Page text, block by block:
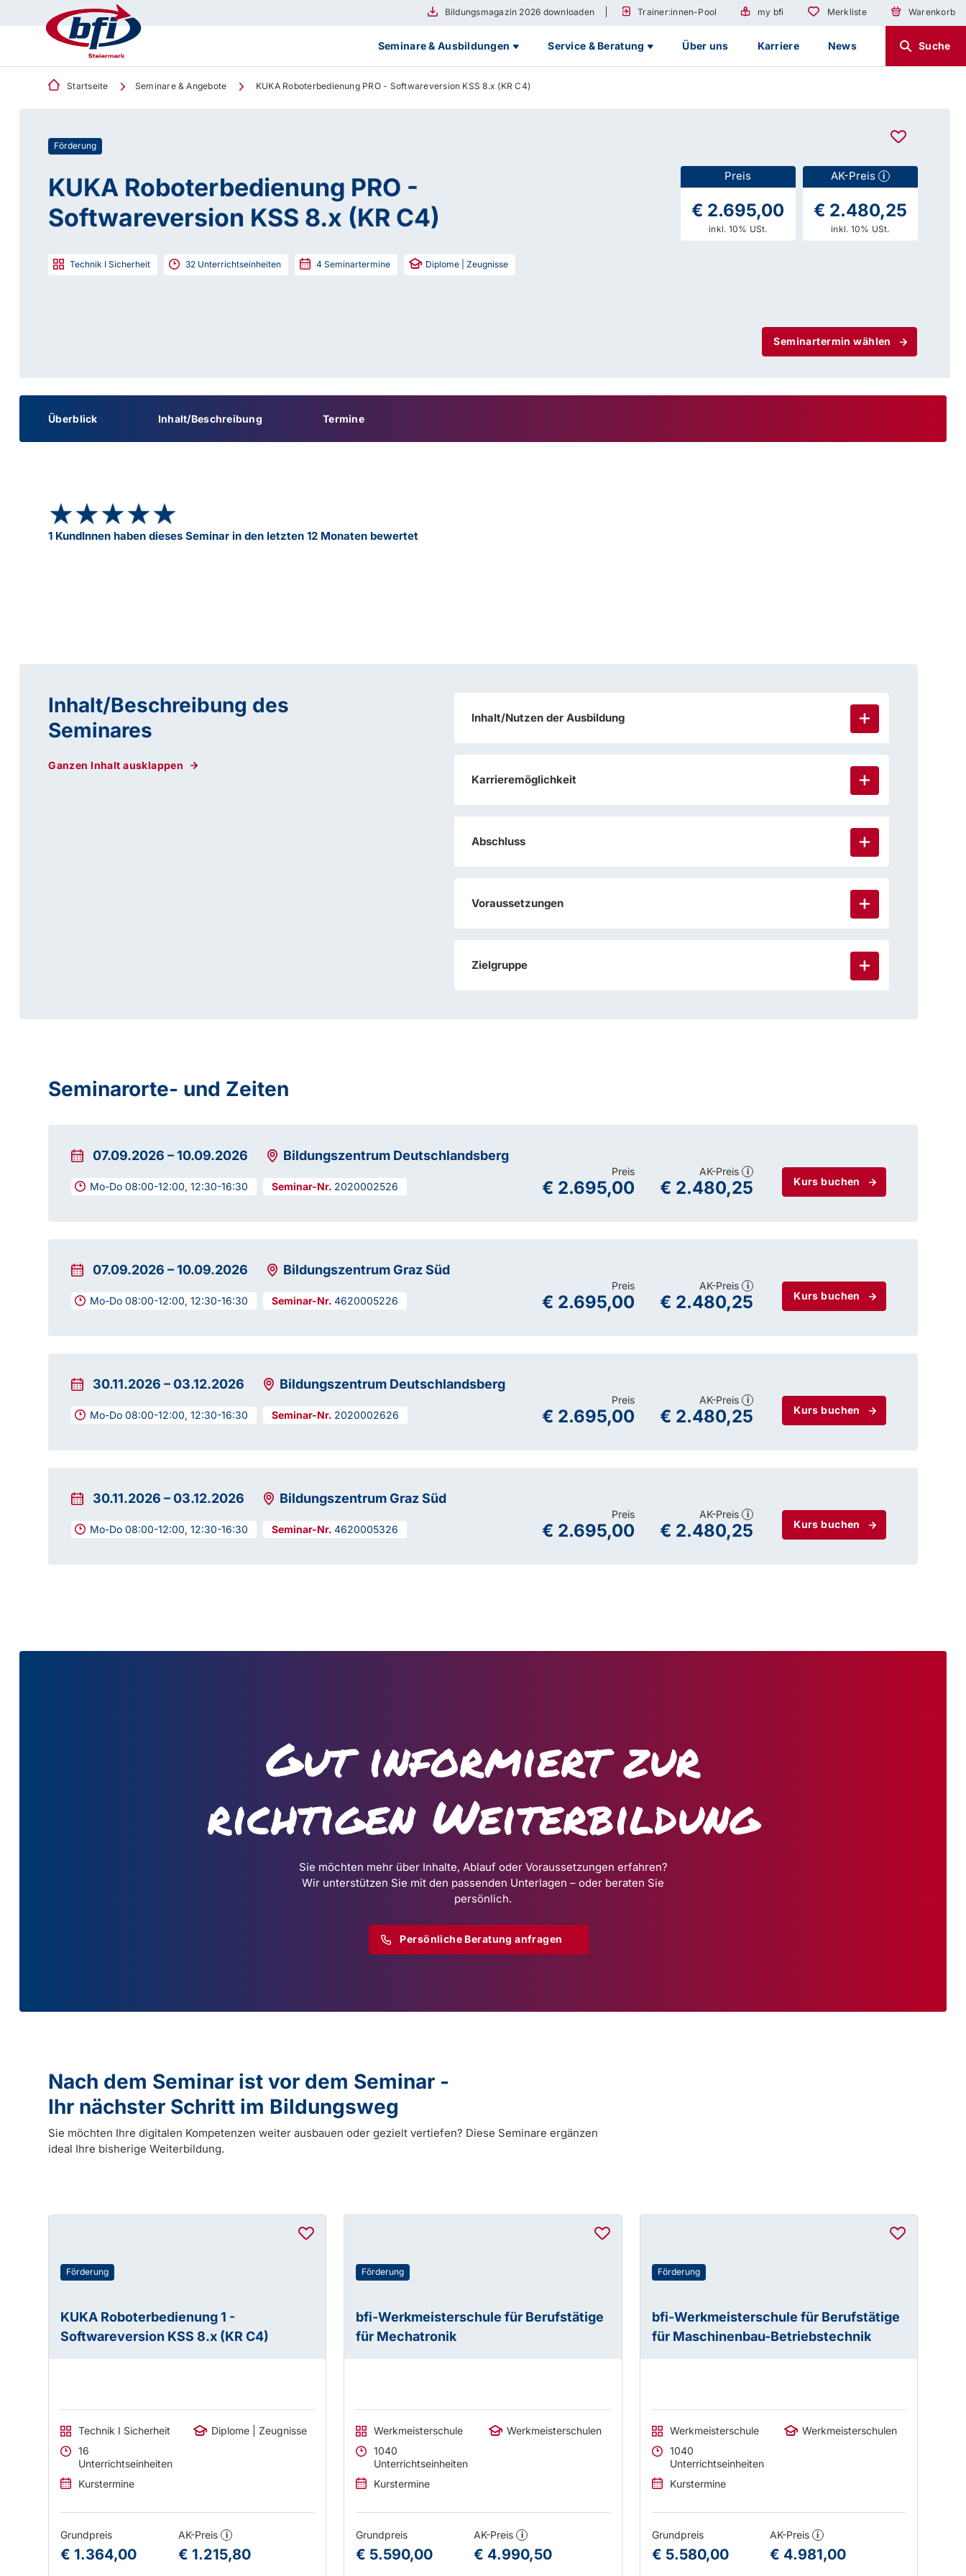
Bildungsmagazin 2026 downloaden Trainer:innen-Pool my bfi Merkliste Warenkorb
Seminare & Ausbildungen Service & Beratung Über uns Karriere News Suche
Startseite Seminare & Angebote KUKA Roboterbedienung PRO - Softwareversion KSS 8.x (KR C4)
Förderung
KUKA Roboterbedienung PRO -
Softwareversion KSS 8.x (KR C4)
Technik I Sicherheit 32 Unterrichtseinheiten 4 Seminartermine Diplome | Zeugnisse
AK-Preis i
€ 2.480,25
inkl. 10% USt.
Preis
€ 2.695,00
inkl. 10% USt.
Seminartermin wählen
Überblick Inhalt/Beschreibung Termine
★★★★★
★★★★★
1 KundInnen haben dieses Seminar in den letzten 12 Monaten bewertet
Inhalt/Beschreibung des
Seminares
Ganzen Inhalt ausklappen
Inhalt/Nutzen der Ausbildung
Karrieremöglichkeit
Abschluss
Voraussetzungen
Zielgruppe
Seminarorte- und Zeiten
07.09.2026 –10.09.2026 Bildungszentrum Deutschlandsberg
Mo-Do 08:00-12:00, 12:30-16:30 2020002526 Kurs buchen
AK-Preis i
€ 2.480,25
Preis
€ 2.695,00
07.09.2026 –10.09.2026 Bildungszentrum Graz Süd
Mo-Do 08:00-12:00, 12:30-16:30 4620005226 Kurs buchen
AK-Preis i
€ 2.480,25
Preis
€ 2.695,00
30.11.2026 –03.12.2026 Bildungszentrum Deutschlandsberg
Mo-Do 08:00-12:00, 12:30-16:30 2020002626 Kurs buchen
AK-Preis i
€ 2.480,25
Preis
€ 2.695,00
30.11.2026 –03.12.2026 Bildungszentrum Graz Süd
Mo-Do 08:00-12:00, 12:30-16:30 4620005326 Kurs buchen
AK-Preis i
€ 2.480,25
Preis
€ 2.695,00
Gut informiert zur
richtigen Weiterbildung
Sie möchten mehr über Inhalte, Ablauf oder Voraussetzungen erfahren?
Wir unterstützen Sie mit den passenden Unterlagen – oder beraten Sie
persönlich.
Persönliche Beratung anfragen
Nach dem Seminar ist vor dem Seminar -
Ihr nächster Schritt im Bildungsweg
Sie möchten Ihre digitalen Kompetenzen weiter ausbauen oder gezielt vertiefen? Diese Seminare ergänzen
ideal Ihre bisherige Weiterbildung.
Förderung
KUKA Roboterbedienung 1 -
Softwareversion KSS 8.x (KR C4)
Technik I Sicherheit
16
Unterrichtseinheiten
Kurstermine
Diplome | Zeugnisse
Grundpreis
€ 1.364,00
AK-Preis i
€ 1.215,80
Förderung
bfi-Werkmeisterschule für Berufstätige
für Mechatronik
Werkmeisterschule
1040
Unterrichtseinheiten
Kurstermine
Werkmeisterschulen
Grundpreis
€ 5.590,00
AK-Preis i
€ 4.990,50
Förderung
bfi-Werkmeisterschule für Berufstätige
für Maschinenbau-Betriebstechnik
Werkmeisterschule
1040
Unterrichtseinheiten
Kurstermine
Werkmeisterschulen
Grundpreis
€ 5.580,00
AK-Preis i
€ 4.981,00